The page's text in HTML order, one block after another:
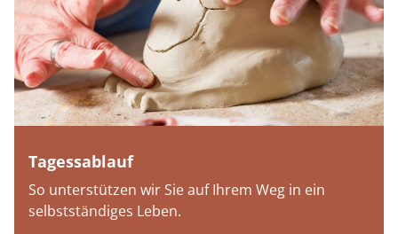
Tagessablauf
So unterstützen wir Sie auf Ihrem Weg in ein
selbstständiges Leben.